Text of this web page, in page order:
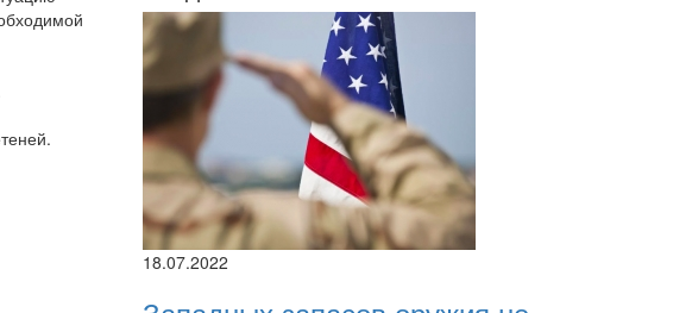
18.07.2022